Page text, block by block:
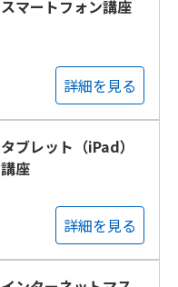
スマートフォン講座
詳細を見る
タブレット（iPad）
講座
詳細を見る